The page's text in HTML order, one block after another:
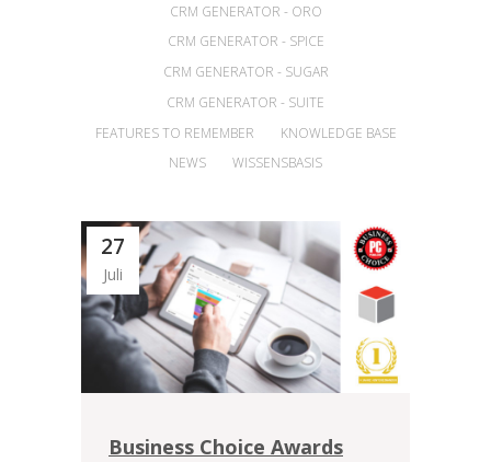
CRM GENERATOR - ORO
CRM GENERATOR - SPICE
CRM GENERATOR - SUGAR
CRM GENERATOR - SUITE
FEATURES TO REMEMBER
KNOWLEDGE BASE
NEWS
WISSENSBASIS
27
Juli
Business Choice Awards